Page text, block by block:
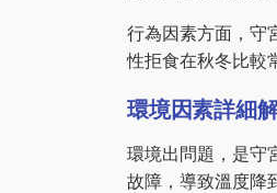
行為因素方面，守
性拒食在秋冬比較
環境因素詳細
環境出問題，是守
故障，導致溫度降